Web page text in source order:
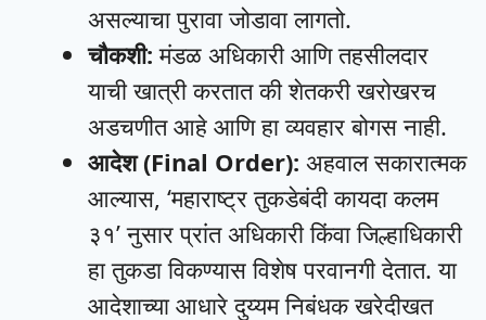
असल्याचा पुरावा जोडावा लागतो.
चौकशी: मंडळ अधिकारी आणि तहसीलदार
याची खात्री करतात की शेतकरी खरोखरच
अडचणीत आहे आणि हा व्यवहार बोगस नाही.
आदेश (Final Order): अहवाल सकारात्मक
आल्यास, ‘महाराष्ट्र तुकडेबंदी कायदा कलम
३१’ नुसार प्रांत अधिकारी किंवा जिल्हाधिकारी
हा तुकडा विकण्यास विशेष परवानगी देतात. या
आदेशाच्या आधारे दुय्यम निबंधक खरेदीखत